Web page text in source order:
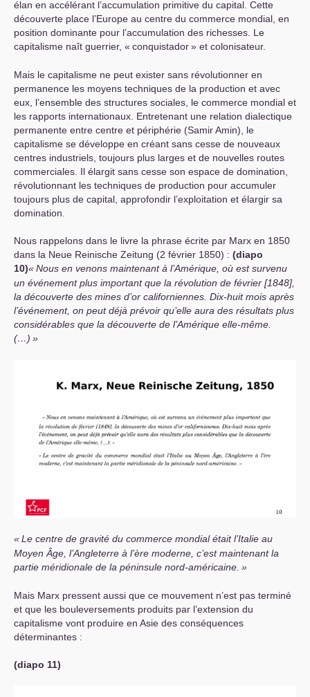
élan en accélérant l’accumulation primitive du capital. Cette
découverte place l’Europe au centre du commerce mondial, en
position dominante pour l’accumulation des richesses. Le
capitalisme naît guerrier, « conquistador» et colonisateur.
Mais le capitalisme ne peut exister sans révolutionner en
permanence les moyens techniques de la production et avec
eux, l’ensemble des structures sociales, le commerce mondial et
les rapports internationaux. Entretenant une relation dialectique
permanente entre centre et périphérie (Samir Amin), le
capitalisme se développe en créant sans cesse de nouveaux
centres industriels, toujours plus larges et de nouvelles routes
commerciales. Il élargit sans cesse son espace de domination,
révolutionnant les techniques de production pour accumuler
toujours plus de capital, approfondir l’exploitation et élargir sa
domination.
Nous rappelons dans le livre la phrase écrite par Marx en 1850
dans la Neue Reinische Zeitung (2 février 1850) : (diapo
10)«Nous en venons maintenant à l’Amérique, où est survenu
un événement plus important que la révolution de février [1848],
la découverte des mines d’or californiennes. Dix-huit mois après
l’événement, on peut déjà prévoir qu’elle aura des résultats plus
considérables que la découverte de l’Amérique elle-même.
(…) »
«Le centre de gravité du commerce mondial était l’Italie au
Moyen Âge, l’Angleterre à l’ère moderne, c’est maintenant la
partie méridionale de la péninsule nord-américaine. »
Mais Marx pressent aussi que ce mouvement n’est pas terminé
et que les bouleversements produits par l’extension du
capitalisme vont produire en Asie des conséquences
déterminantes :
(diapo 11)